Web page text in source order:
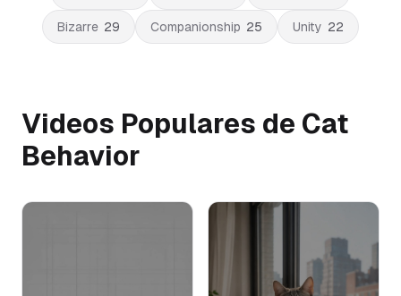
Bizarre 29 Companionship 25 Unity 22
Videos Populares de Cat
Behavior